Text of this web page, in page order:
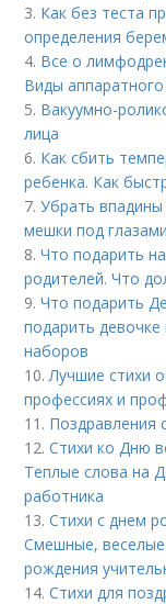
3. Как без теста
определения
4. Все о
Виды
5. Вакуумно-
лица
6. Как сбить
ребенка. Как
7.Убрать
мешки под
8.Что подарить
родителей. Что
9.Что подарить
подарить
наборов
10.Лучшие стихи
профессиях и
11. Поздравления
12.Стихи ко Дню
Теплые слова на
работника
13.Стихи с днем
Смешные,
рождения
14.Стихи для